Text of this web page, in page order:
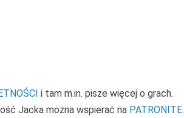
i tam m.in. pisze więcej o grach.
Jacka można wspierać na PATRONITE.